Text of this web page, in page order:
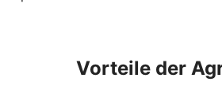
Vorteile der